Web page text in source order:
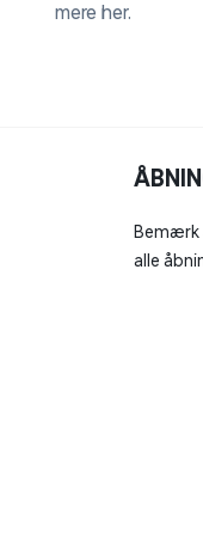
mere her.
Bemærk
alle